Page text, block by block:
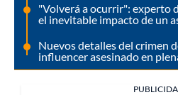
"Volverá a ocurrir": experto
el inevitable impacto de un
Nuevos detalles del crimen
influencer asesinado en